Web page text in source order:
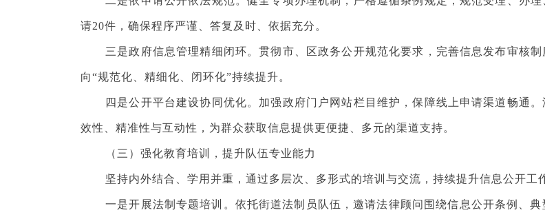
请20件，确保程序严谨、答复及时、依据充分。
三是政府信息管理精细闭环。贯彻市、区政务公开规范化要求，完善信息发布审核制
向“规范化、精细化、闭环化”持续提升。
四是公开平台建设协同优化。加强政府门户网站栏目维护，保障线上申请渠道畅通。
效性、精准性与互动性，为群众获取信息提供更便捷、多元的渠道支持。
（三）强化教育培训，提升队伍专业能力
坚持内外结合、学用并重，通过多层次、多形式的培训与交流，持续提升信息公开工
一是开展法制专题培训。依托街道法制员队伍，邀请法律顾问围绕信息公开条例、典